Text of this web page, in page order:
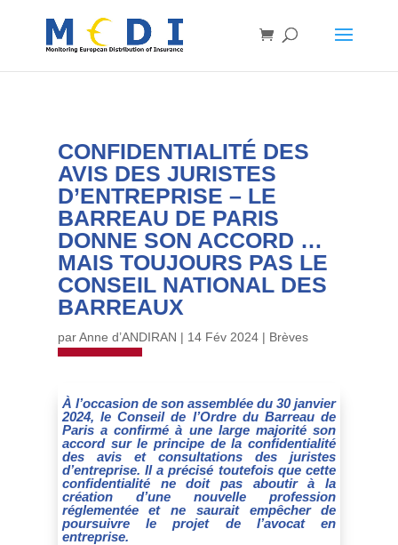
CONFIDENTIALITÉ DES
AVIS DES JURISTES
D’ENTREPRISE – LE
BARREAU DE PARIS
DONNE SON ACCORD …
MAIS TOUJOURS PAS LE
CONSEIL NATIONAL DES
BARREAUX
parAnne d’ANDIRAN | 14 Fév 2024| Brèves
À l’occasion de son assemblée du 30 janvier
2024, le Conseil de l’Ordre du Barreau de
Paris a confirmé à une large majorité son
accord sur le principe de la confidentialité
des avis et consultations des juristes
d’entreprise. Il a précisé toutefois que cette
confidentialité ne doit pas aboutir à la
création d’une nouvelle profession
réglementée et ne saurait empêcher de
poursuivre le projet de l’avocat en
entreprise.